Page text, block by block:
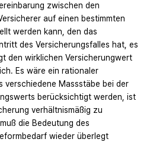
zwischen den
auf einen bestimmten
werden kann, den das
des Versicherungsfalles hat, es
den wirklichen Versicherungwert
Es wäre ein rationaler
verschiedene Massstäbe bei der
berücksichtigt werden, ist
verhältnismäßig zu
die Bedeutung des
wieder überlegt